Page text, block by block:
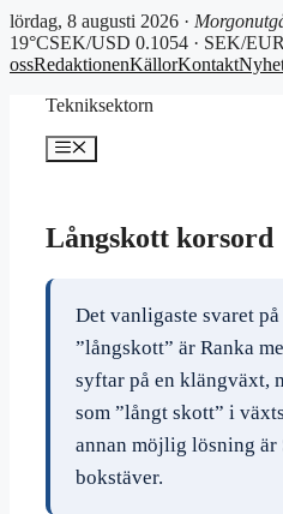
lördag, 8 augusti 2026 ·
19°CSEK/USD 0.1054 · SEK/
ossRedaktionenKällorKontakt
Tekniksektorn
Meny
Långskott korsord
Det vanligaste svaret
”långskott” är Ranka
syftar på en klängväxt,
som ”långt skott” i
annan möjlig lösning är
bokstäver.